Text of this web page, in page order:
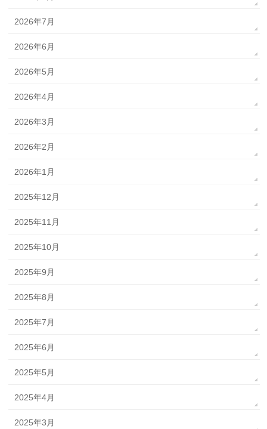
2026年7月
2026年6月
2026年5月
2026年4月
2026年3月
2026年2月
2026年1月
2025年12月
2025年11月
2025年10月
2025年9月
2025年8月
2025年7月
2025年6月
2025年5月
2025年4月
2025年3月